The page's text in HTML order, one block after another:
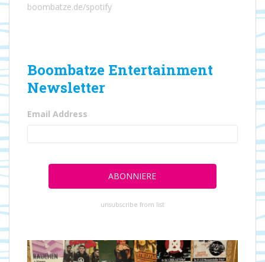
boombatze.de/spotify
Boombatze Entertainment
Newsletter
Email Address
unsubscribe from list